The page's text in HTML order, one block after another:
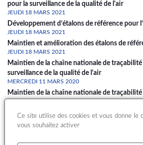
pour la surveillance de la qualité de l'air
JEUDI 18 MARS 2021
Développement d’étalons de référence pour
JEUDI 18 MARS 2021
Maintien et amélioration des étalons de
JEUDI 18 MARS 2021
Maintien de la chaîne nationale de
surveillance de la qualité de l'air
MERCREDI 11 MARS 2020
Maintien de la chaîne nationale de
MERCREDI 11 MARS 2020
Maintien et amélioration des étalons de
Ce site utilise des cookies et vous donne le
vous souhaitez activer